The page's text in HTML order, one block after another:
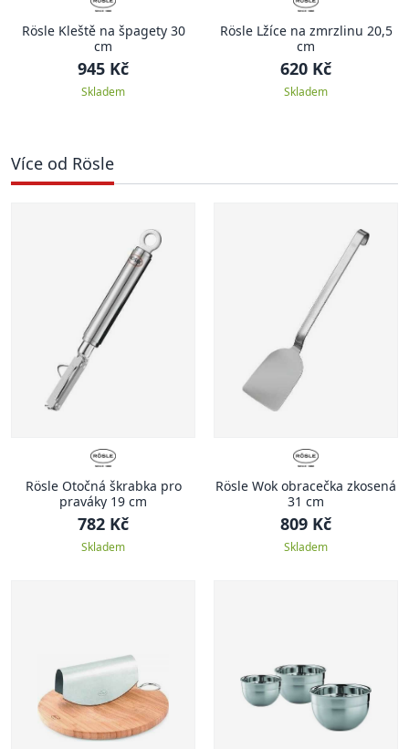
Rösle Kleště na špagety 30
cm
945 Kč
Skladem
Rösle Lžíce na zmrzlinu 20,5
cm
620 Kč
Skladem
Více od Rösle
Rösle Otočná škrabka pro
praváky 19 cm
782 Kč
Skladem
Rösle Wok obracečka zkosená
31 cm
809 Kč
Skladem